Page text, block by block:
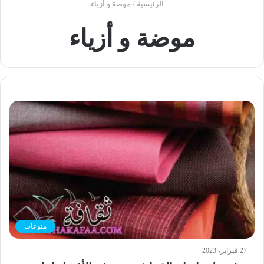
الرئيسية / موضة و أزياء
موضة و أزياء
منوعات
27 فبراير، 2023